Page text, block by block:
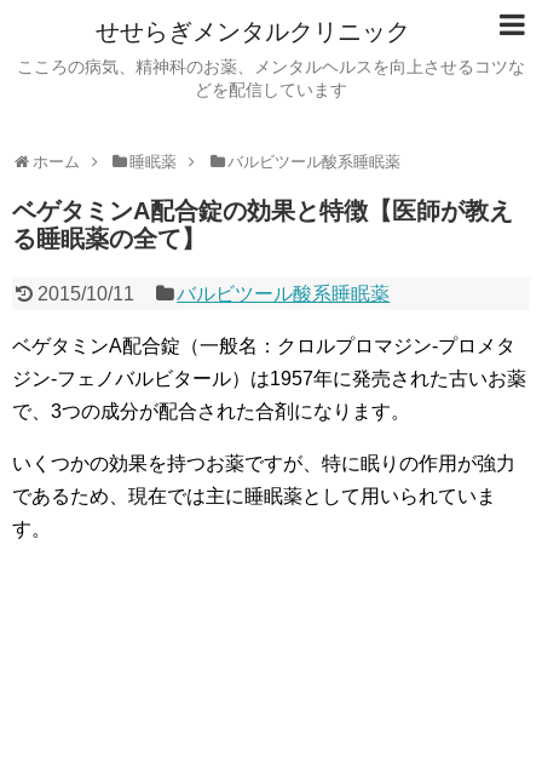
せせらぎメンタルクリニック
こころの病気、精神科のお薬、メンタルヘルスを向上させるコツな
どを配信しています
ホーム 睡眠薬 バルビツール酸系睡眠薬
ベゲタミンA配合錠の効果と特徴【医師が教え
る睡眠薬の全て】
2015/10/11 バルビツール酸系睡眠薬
ベゲタミンA配合錠（一般名：クロルプロマジン-プロメタ
ジン-フェノバルビタール）は1957年に発売された古いお薬
で、3つの成分が配合された合剤になります。
いくつかの効果を持つお薬ですが、特に眠りの作用が強力
であるため、現在では主に睡眠薬として用いられていま
す。